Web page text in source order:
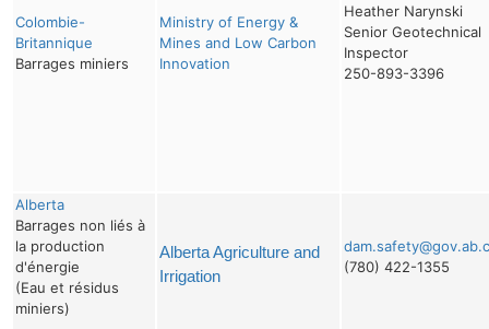
Colombie-
Britannique
Barrages miniers
Ministry of Energy &
Mines and Low Carbon
Innovation
Heather Narynski
Senior Geotechnical
Inspector
250-893-3396
Alberta
Barrages non liés à
la production
d'énergie
(Eau et résidus
miniers)
Alberta Agriculture and
Irrigation
(780) 422-1355